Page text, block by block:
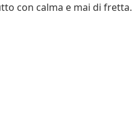
con calma e mai di fretta.